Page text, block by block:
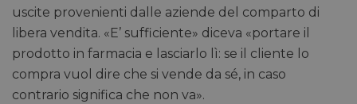
uscite provenienti dalle aziende del comparto di
libera vendita. «E’ sufficiente» diceva «portare il
prodotto in farmacia e lasciarlo lì: se il cliente lo
compra vuol dire che si vende da sé, in caso
contrario significa che non va».